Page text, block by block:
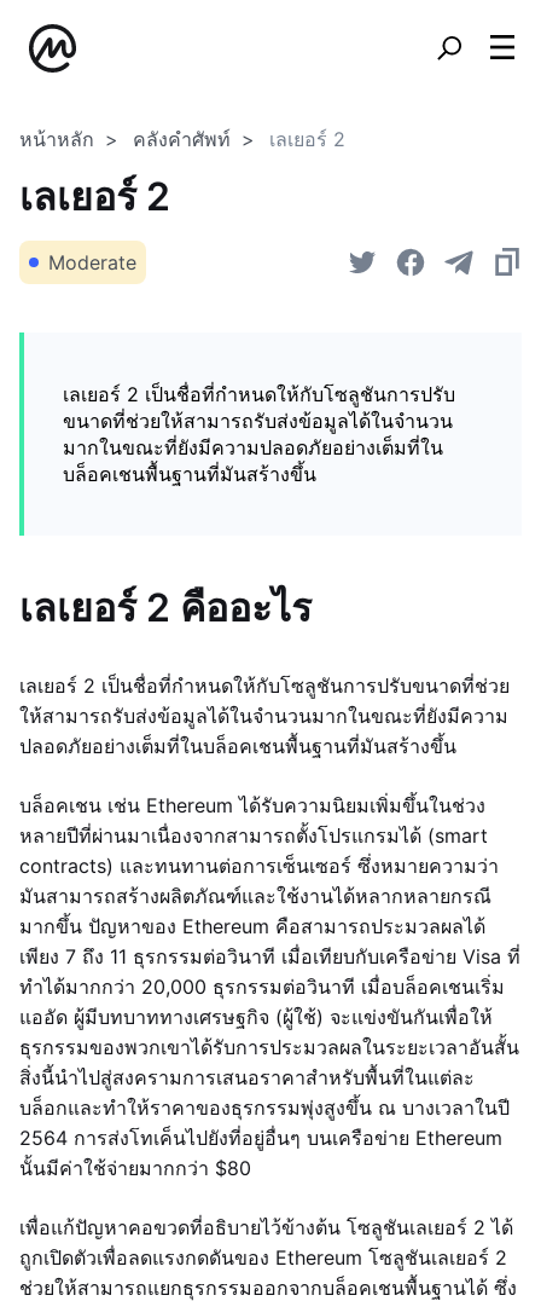
หน้าหลัก คลังคำศัพท์ เลเยอร์ 2
เลเยอร์ 2
Moderate
เลเยอร์ 2 เป็นชื่อที่กำหนดให้กับโซลูชันการปรับ
ขนาดที่ช่วยให้สามารถรับส่งข้อมูลได้ในจำนวน
มากในขณะที่ยังมีความปลอดภัยอย่างเต็มที่ใน
บล็อคเชนพื้นฐานที่มันสร้างขึ้น
เลเยอร์ 2 คืออะไร
เลเยอร์ 2 เป็นชื่อที่กำหนดให้กับโซลูชันการปรับขนาดที่ช่วย
ให้สามารถรับส่งข้อมูลได้ในจำนวนมากในขณะที่ยังมีความ
ปลอดภัยอย่างเต็มที่ในบล็อคเชนพื้นฐานที่มันสร้างขึ้น
บล็อคเชน เช่น Ethereum ได้รับความนิยมเพิ่มขึ้นในช่วง
หลายปีที่ผ่านมาเนื่องจากสามารถตั้งโปรแกรมได้ (smart
contracts) และทนทานต่อการเซ็นเซอร์ ซึ่งหมายความว่า
มันสามารถสร้างผลิตภัณฑ์และใช้งานได้หลากหลายกรณี
มากขึ้น ปัญหาของ Ethereum คือสามารถประมวลผลได้
เพียง 7 ถึง 11 ธุรกรรมต่อวินาที เมื่อเทียบกับเครือข่าย Visa ที่
ทำได้มากกว่า 20,000 ธุรกรรมต่อวินาที เมื่อบล็อคเชนเริ่ม
แออัด ผู้มีบทบาททางเศรษฐกิจ (ผู้ใช้) จะแข่งขันกันเพื่อให้
ธุรกรรมของพวกเขาได้รับการประมวลผลในระยะเวลาอันสั้น
สิ่งนี้นำไปสู่สงครามการเสนอราคาสำหรับพื้นที่ในแต่ละ
บล็อกและทำให้ราคาของธุรกรรมพุ่งสูงขึ้น ณ บางเวลาในปี
2564 การส่งโทเค็นไปยังที่อยู่อื่นๆ บนเครือข่าย Ethereum
นั้นมีค่าใช้จ่ายมากกว่า $80
เพื่อแก้ปัญหาคอขวดที่อธิบายไว้ข้างต้น โซลูชันเลเยอร์ 2 ได้
ถูกเปิดตัวเพื่อลดแรงกดดันของ Ethereum โซลูชันเลเยอร์ 2
ช่วยให้สามารถแยกธุรกรรมออกจากบล็อคเชนพื้นฐานได้ ซึ่ง